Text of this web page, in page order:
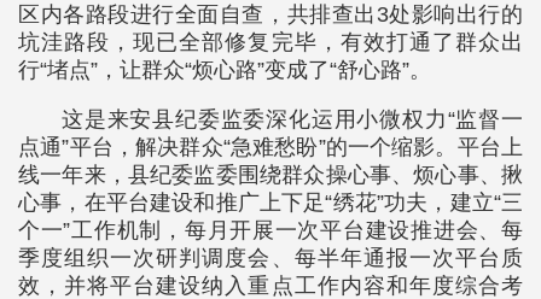
区内各路段进行全面自查，共排查出3处影响出行的
坑洼路段，现已全部修复完毕，有效打通了群众出
行“堵点”，让群众“烦心路”变成了“舒心路”。
这是来安县纪委监委深化运用小微权力“监督一
点通”平台，解决群众“急难愁盼”的一个缩影。平台上
线一年来，县纪委监委围绕群众操心事、烦心事、揪
心事，在平台建设和推广上下足“绣花”功夫，建立“三
个一”工作机制，每月开展一次平台建设推进会、每
季度组织一次研判调度会、每半年通报一次平台质
效，并将平台建设纳入重点工作内容和年度综合考